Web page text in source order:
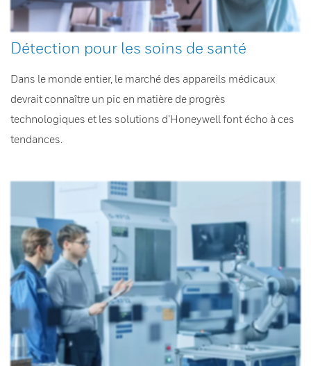
Détection pour les soins de santé
Dans le monde entier, le marché des appareils médicaux
devrait connaître un pic en matière de progrès
technologiques et les solutions d’Honeywell font écho à ces
tendances.